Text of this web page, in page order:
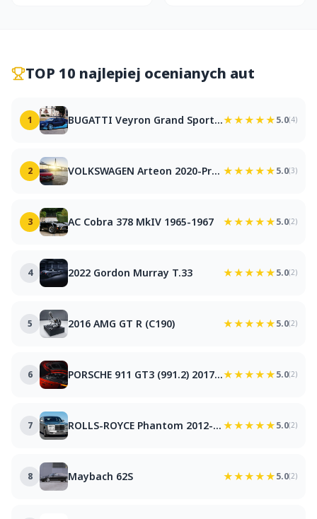
TOP 10 najlepiej ocenianych aut
1 BUGATTI Veyron Grand Sport Vitesse 2012-2015★★★★★5.0(4)
2 VOLKSWAGEN Arteon 2020-Present ★★★★★5.0(3)
3 AC Cobra 378 MkIV 1965-1967 ★★★★★5.0(2)
4 2022 Gordon Murray T.33 ★★★★★5.0(2)
5 2016 AMG GT R (C190) ★★★★★5.0(2)
6 PORSCHE 911 GT3 (991.2) 2017-2021★★★★★5.0(2)
7 ROLLS-ROYCE Phantom 2012-2017 ★★★★★5.0(2)
8 Maybach 62S ★★★★★5.0(2)